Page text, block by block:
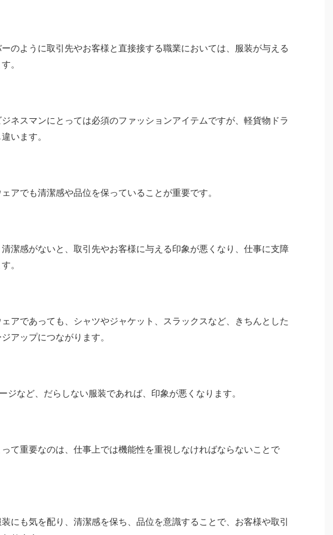
のように取引先やお客様と直接接する職業においては、服装が与える
。
ネスマンにとっては必須のファッションアイテムですが、軽貨物ドラ
います。
アでも清潔感や品位を保っていることが重要です。
潔感がないと、取引先やお客様に与える印象が悪くなり、仕事に支障
。
アであっても、シャツやジャケット、スラックスなど、きちんとした
アップにつながります。
ジなど、だらしない服装であれば、印象が悪くなります。
て重要なのは、仕事上では機能性を重視しなければならないことで
にも気を配り、清潔感を保ち、品位を意識することで、お客様や取引